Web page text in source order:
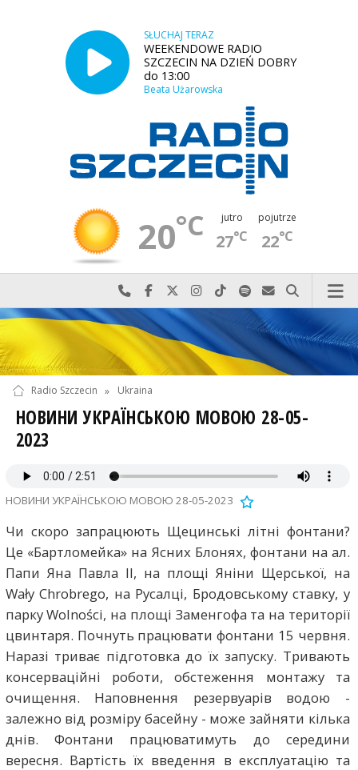
SŁUCHAJ TERAZ
WEEKENDOWE RADIO
SZCZECIN NA DZIEŃ DOBRY
do 13:00
Beata Użarowska
20°C jutro
27°C
pojutrze
22°C
Najlepiej po prostu do nas zadzwoń
Odwiedź nas na Facebook-u
Odwiedź nas na X
Odwiedź nas na Instagram-ie
Odwiedź nas na TikTok-u
Szukaj nas na Spotify
Wyślij do nas
Szukaj
Radio Szczecin » Ukraina
НОВИНИ УКРАЇНСЬКОЮ МОВОЮ 28-05-
2023
НОВИНИ УКРАЇНСЬКОЮ МОВОЮ 28-05-2023
Чи скоро запрацюють Щецинські літні фонтани?
Це «Бартломейка» на Ясних Блонях, фонтани на ал.
Папи Яна Павла ІІ, на площі Яніни Щерської, на
Wały Chrobrego, на Русалці, Бродовському ставку, у
парку Wolności, на площі Заменгофа та на території
цвинтаря. Почнуть працювати фонтани 15 червня.
Наразі триває підготовка до їх запуску. Тривають
консерваційні роботи, обстеження монтажу та
очищення. Наповнення резервуарів водою -
залежно від розміру басейну - може зайняти кілька
днів. Фонтани працюватимуть до середини
вересня. Вартість їх введення в експлуатацію та